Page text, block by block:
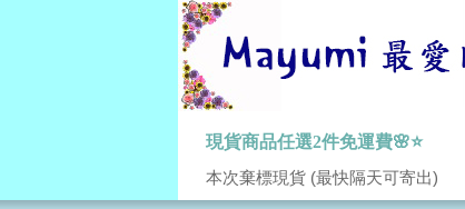
本次棄標現貨 (最快隔天可寄出)
現貨商品任選2件免運費🌸⭐